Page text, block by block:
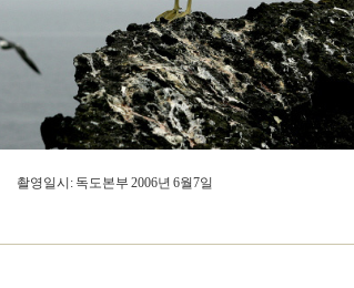
촬영일시: 독도본부 2006년 6월7일